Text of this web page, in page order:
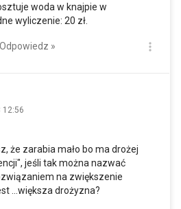
woda w knajpie w
wyliczenie: 20 zł.
Odpowiedz »
12:56
że zarabia mało bo ma drożej
jeśli tak można nazwać
na zwiększenie
...większa drożyzna?